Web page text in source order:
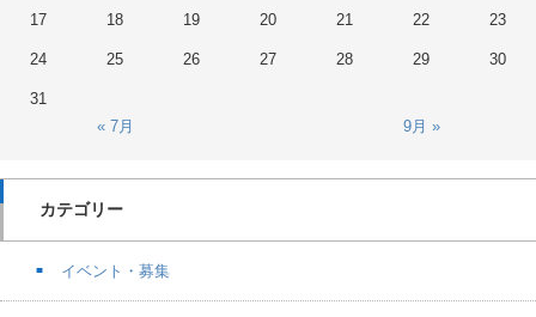
17 18 19 20 21 22 23
24 25 26 27 28 29 30
31
« 7月
9月 »
カテゴリー
イベント・募集